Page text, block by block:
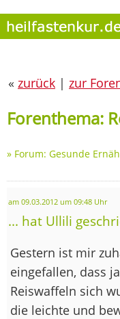
« zurück | zur
Forenthema:
» Forum: Gesunde
am 09.03.2012 um 09:48 Uhr
... hat Ullili
Gestern ist mir
eingefallen, dass
Reiswaffeln sich
die leichte und